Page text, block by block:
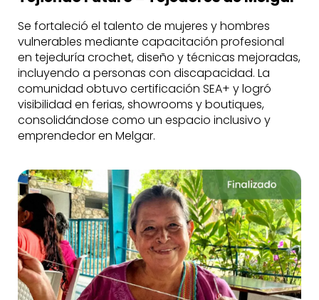
Se fortaleció el talento de mujeres y hombres
vulnerables mediante capacitación profesional
en tejeduría crochet, diseño y técnicas mejoradas,
incluyendo a personas con discapacidad. La
comunidad obtuvo certificación SEA+ y logró
visibilidad en ferias, showrooms y boutiques,
consolidándose como un espacio inclusivo y
emprendedor en Melgar.